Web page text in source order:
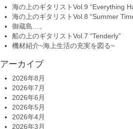
海の上のギタリストVol.9 “Everything
海の上のギタリストVol.8 “Summer
御蔵島…。
船の上のギタリストVol.7 “Tenderly”
機材紹介~海上生活の充実を図る~
アーカイブ
2026年8月
2026年7月
2026年6月
2026年5月
2026年4月
2026年3月